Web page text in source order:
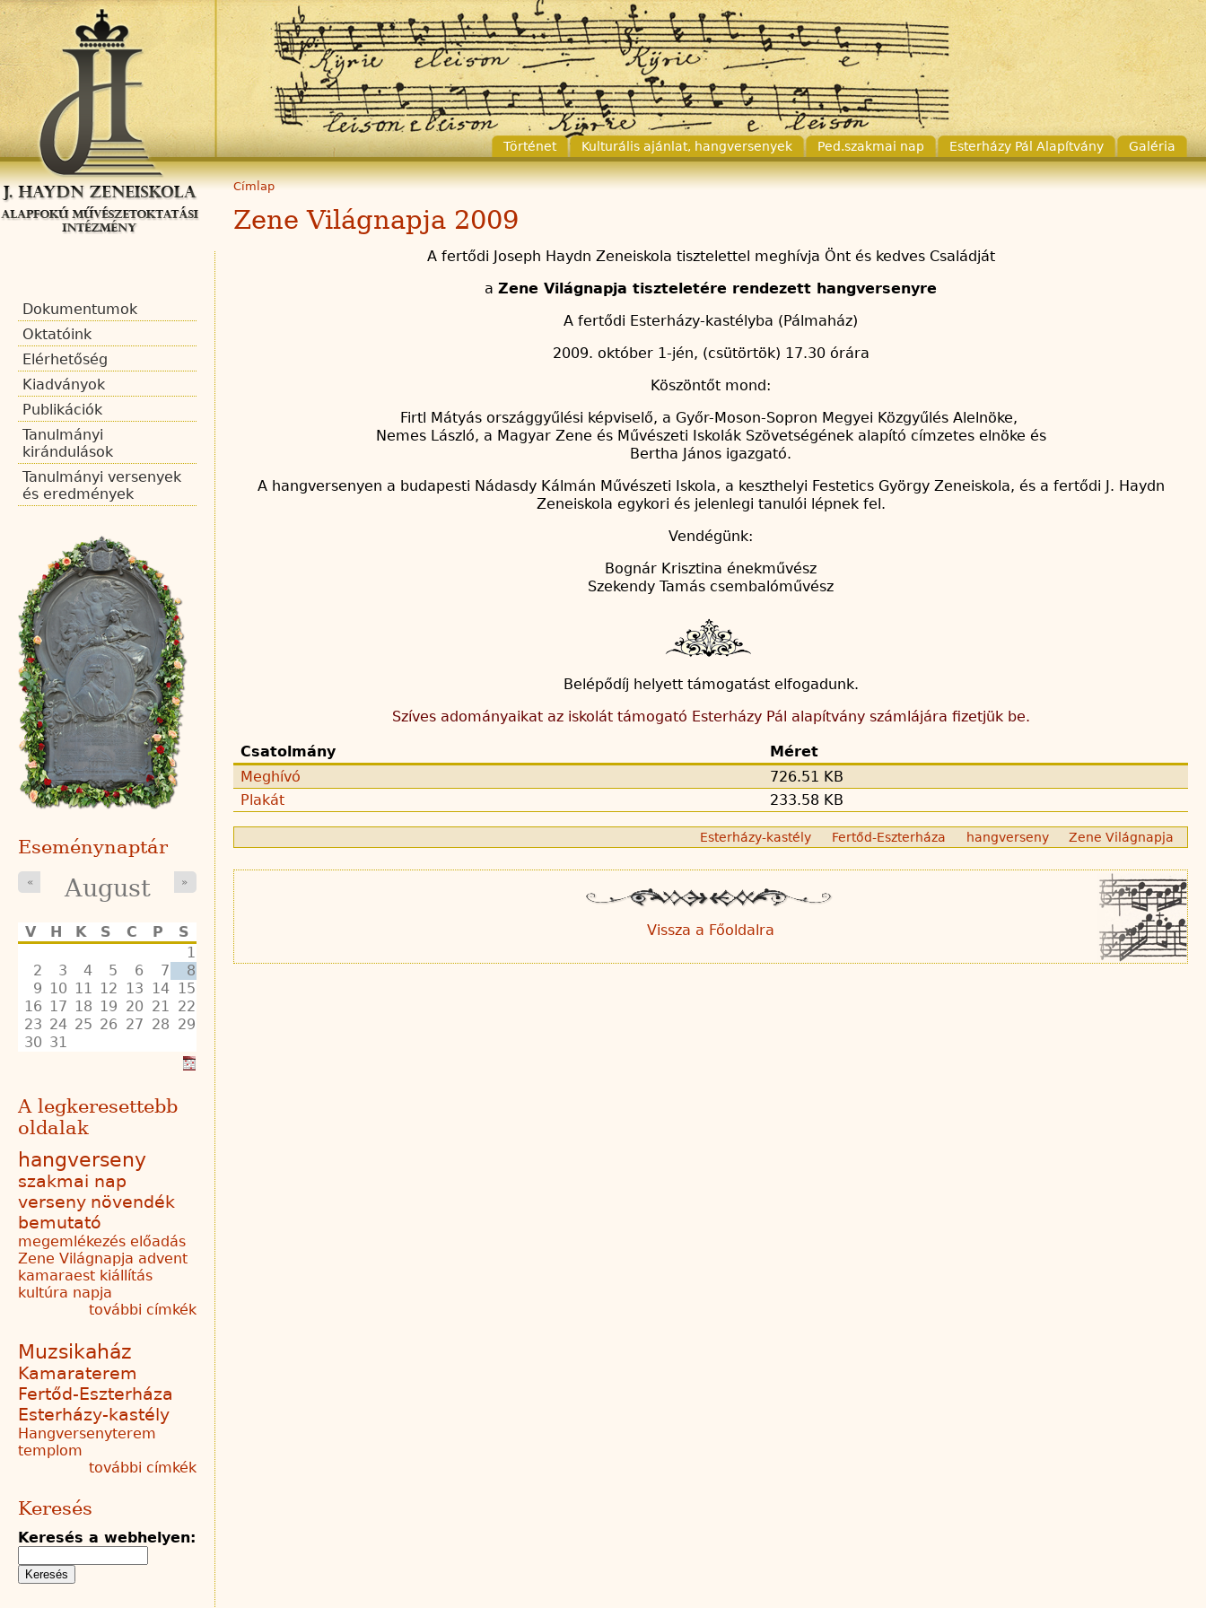
Történet Kulturális ajánlat, hangversenyek Ped.szakmai nap Esterházy Pál Alapítvány Galéria
Címlap
Zene Világnapja 2009
A fertődi Joseph Haydn Zeneiskola tisztelettel meghívja Önt és kedves Családját
a Zene Világnapja tiszteletére rendezett hangversenyre
A fertődi Esterházy-kastélyba (Pálmaház)
2009. október 1-jén, (csütörtök) 17.30 órára
Köszöntőt mond:
Firtl Mátyás országgyűlési képviselő, a Győr-Moson-Sopron Megyei Közgyűlés Alelnöke,
Nemes László, a Magyar Zene és Művészeti Iskolák Szövetségének alapító címzetes elnöke és
Bertha János igazgató.
A hangversenyen a budapesti Nádasdy Kálmán Művészeti Iskola, a keszthelyi Festetics György Zeneiskola, és a fertődi J. Haydn
Zeneiskola egykori és jelenlegi tanulói lépnek fel.
Vendégünk:
Bognár Krisztina énekművész
Szekendy Tamás csembalóművész
Belépődíj helyett támogatást elfogadunk.
Szíves adományaikat az iskolát támogató Esterházy Pál alapítvány számlájára fizetjük be.
Csatolmány
Méret
Meghívó
726.51 KB
Plakát
233.58 KB
Esterházy-kastély Fertőd-Eszterháza hangverseny Zene Világnapja
Vissza a Főoldalra
Dokumentumok
Oktatóink
Elérhetőség
Kiadványok
Publikációk
Tanulmányi
kirándulások
Tanulmányi versenyek
és eredmények
Eseménynaptár
« August »
V H K S C P
S
1
2
3 4 5 6 7
8
9 10 11 12 13 14 15
16 17 18 19 20 21
22
23 24 25 26 27 28 29
30 31
A legkeresettebb
oldalak
hangverseny
szakmai nap
verseny növendék
bemutató
megemlékezés előadás
Zene Világnapja advent
kamaraest kiállítás
kultúra napja
további címkék
Muzsikaház
Kamaraterem
Fertőd-Eszterháza
Esterházy-kastély
Hangversenyterem
templom
további címkék
Keresés
Keresés a webhelyen: